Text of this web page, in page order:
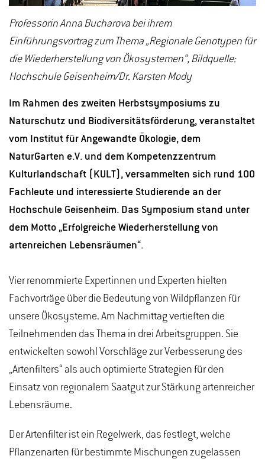
Professorin Anna Bucharova bei ihrem
Einführungsvortrag zum Thema „Regionale Genotypen für
die Wiederherstellung von Ökosystemen“, Bildquelle:
Hochschule Geisenheim/Dr. Karsten Mody
Im Rahmen des zweiten Herbstsymposiums zu
Naturschutz und Biodiversitätsförderung, veranstaltet
vom Institut für Angewandte Ökologie, dem
NaturGarten e.V. und dem Kompetenzzentrum
Kulturlandschaft (KULT), versammelten sich rund 100
Fachleute und interessierte Studierende an der
Hochschule Geisenheim. Das Symposium stand unter
dem Motto „Erfolgreiche Wiederherstellung von
artenreichen Lebensräumen“.
Vier renommierte Expertinnen und Experten hielten
Fachvorträge über die Bedeutung von Wildpflanzen für
unsere Ökosysteme. Am Nachmittag vertieften die
Teilnehmenden das Thema in drei Arbeitsgruppen. Sie
entwickelten sowohl Vorschläge zur Verbesserung des
„Artenfilters“ als auch optimierte Strategien für den
Einsatz von regionalem Saatgut zur Stärkung artenreicher
Lebensräume.
Der Artenfilter ist ein Regelwerk, das festlegt, welche
Pflanzenarten für bestimmte Mischungen zugelassen